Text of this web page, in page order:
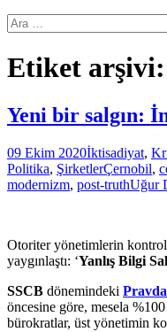
Arama:
Etiket
Yeni bir salgın:
09 Ekim 2020İktisadiyat,
Politika, ŞirketlerÇernobil,
modernizm, post-truthUğur
Otoriter yönetimlerin
yaygınlaştı: ‘Yanlış Bilgi
SSCB dönemindeki Pravda
öncesine göre, mesela %100
bürokratlar, üst yönetimin